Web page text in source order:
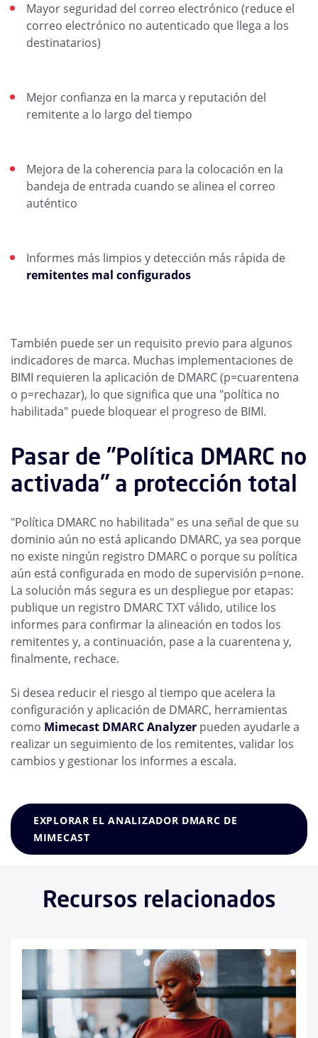
Mayor seguridad del correo electrónico (reduce el
correo electrónico no autenticado que llega a los
destinatarios)
Mejor confianza en la marca y reputación del
remitente a lo largo del tiempo
Mejora de la coherencia para la colocación en la
bandeja de entrada cuando se alinea el correo
auténtico
Informes más limpios y detección más rápida de
remitentes mal configurados
También puede ser un requisito previo para algunos
indicadores de marca. Muchas implementaciones de
BIMI requieren la aplicación de DMARC (p=cuarentena
o p=rechazar), lo que significa que una "política no
habilitada" puede bloquear el progreso de BIMI.
Pasar de "Política DMARC no
activada" a protección total
"Política DMARC no habilitada" es una señal de que su
dominio aún no está aplicando DMARC, ya sea porque
no existe ningún registro DMARC o porque su política
aún está configurada en modo de supervisión p=none.
La solución más segura es un despliegue por etapas:
publique un registro DMARC TXT válido, utilice los
informes para confirmar la alineación en todos los
remitentes y, a continuación, pase a la cuarentena y,
finalmente, rechace.
Si desea reducir el riesgo al tiempo que acelera la
configuración y aplicación de DMARC, herramientas
como Mimecast DMARC Analyzer pueden ayudarle a
realizar un seguimiento de los remitentes, validar los
cambios y gestionar los informes a escala.
EXPLORAR EL ANALIZADOR DMARC DE
MIMECAST
Recursos relacionados